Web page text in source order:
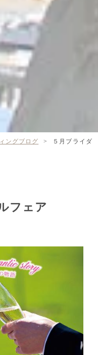
ングブログ >
５月ブライダ
フェア